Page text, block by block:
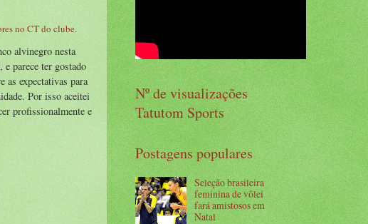
no CT do clube.
alvinegro nesta
parece ter gostado
expectativas para
Por isso aceitei
profissionalmente e
Nº de visualizações
Tatutom Sports
Postagens populares
Seleção brasileira
feminina de vôlei
fará amistosos em
Natal